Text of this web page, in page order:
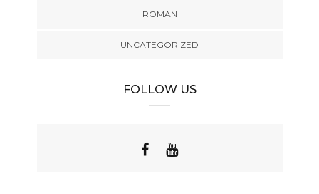
ROMAN
UNCATEGORIZED
FOLLOW US